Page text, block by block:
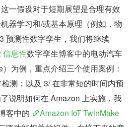
一假设对于短期展望是合理有效
器学习和/或基本原理（例如，物
预测性数字孪生，我们将继续
信息性数字孪生博客中的电动汽车
）为例，重点介绍三个使用案例：
测；以及 3/ 在非常短的时间内预
说明如何在 Amazon 上实施，我
客中的
Amazon IoT TwinMake